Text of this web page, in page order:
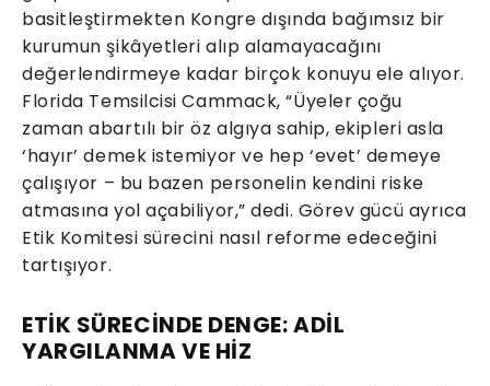
basitleştirmekten Kongre dışında bağımsız bir
kurumun şikâyetleri alıp alamayacağını
değerlendirmeye kadar birçok konuyu ele alıyor.
Florida Temsilcisi Cammack, “Üyeler çoğu
zaman abartılı bir öz algıya sahip, ekipleri asla
‘hayır’ demek istemiyor ve hep ‘evet’ demeye
çalışıyor – bu bazen personelin kendini riske
atmasına yol açabiliyor,” dedi. Görev gücü ayrıca
Etik Komitesi sürecini nasıl reforme edeceğini
tartışıyor.
ETİK SÜRECİNDE DENGE: ADİL
YARGILANMA VE HİZ